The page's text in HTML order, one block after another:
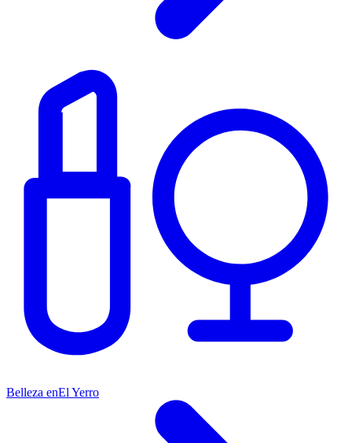
Belleza enEl Yerro